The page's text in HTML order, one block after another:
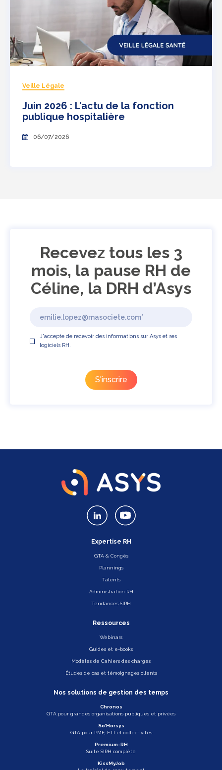
Veille Légale
Juin 2026 : L’actu de la fonction
publique hospitalière
06/07/2026
Recevez tous les 3
mois, la pause RH de
Céline, la DRH d’Asys
J'accepte de recevoir des informations sur Asys et ses
logiciels RH.
Expertise RH
GTA & Congés
Plannings
Talents
Administration RH
Tendances SIRH
Ressources
Webinars
Guides et e-books
Modèles de Cahiers des charges
Études de cas et témoignages clients
Nos solutions de gestion des temps
Chronos
GTA pour grandes organisations publiques et privées
So’Horsys
GTA pour PME, ETI et collectivités
Premium-RH
Suite SIRH complète
KissMyJob